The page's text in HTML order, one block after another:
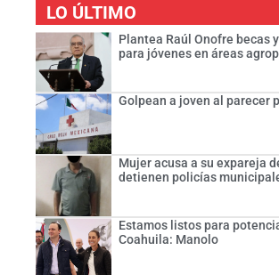
LO ÚLTIMO
Plantea Raúl Onofre becas
para jóvenes en áreas
Golpean a joven al parecer
Mujer acusa a su expareja
detienen policías
Estamos listos para
Coahuila: Manolo